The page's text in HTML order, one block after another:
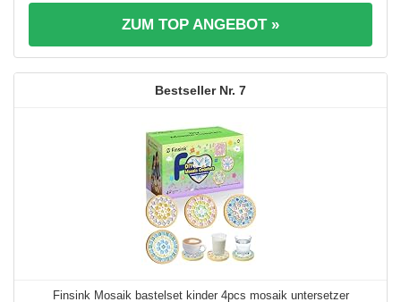
ZUM TOP ANGEBOT »
7
Finsink Mosaik bastelset kinder 4pcs mosaik untersetzer